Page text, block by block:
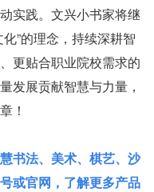
实践。文兴小书家将继
”的理念，持续深耕智
更贴合职业院校需求的
发展贡献智慧与力量，
！
书法、美术、棋艺、沙
或官网，了解更多产品